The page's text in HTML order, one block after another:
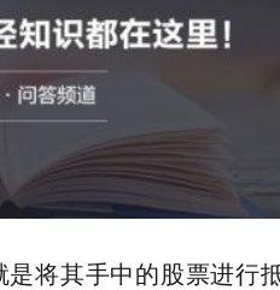
将其手中的股票进行